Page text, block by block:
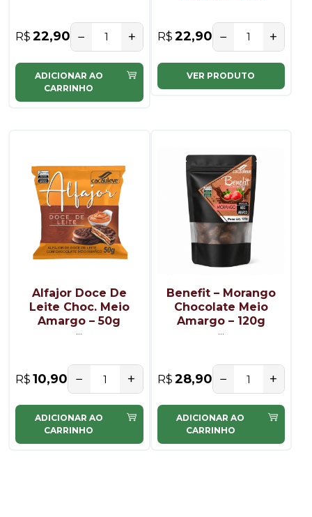
R$ 22,90 − +
ADICIONAR AO
CARRINHO
R$ 22,90 − +
VER PRODUTO
Alfajor Doce De
Leite Choc. Meio
Amargo – 50g
...
R$ 10,90 − +
ADICIONAR AO
CARRINHO
Benefit – Morango
Chocolate Meio
Amargo – 120g
...
R$ 28,90 − +
ADICIONAR AO
CARRINHO